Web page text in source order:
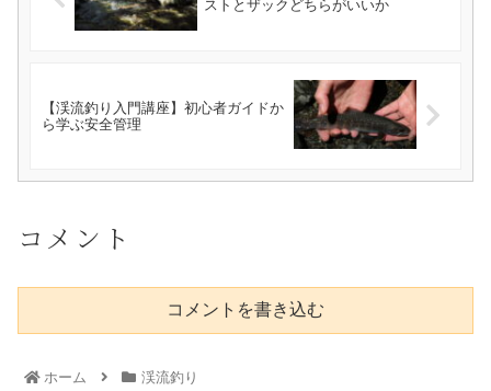
ストとザックどちらがいいか
【渓流釣り入門講座】初心者ガイドか
ら学ぶ安全管理
コメント
コメントを書き込む
ホーム 渓流釣り